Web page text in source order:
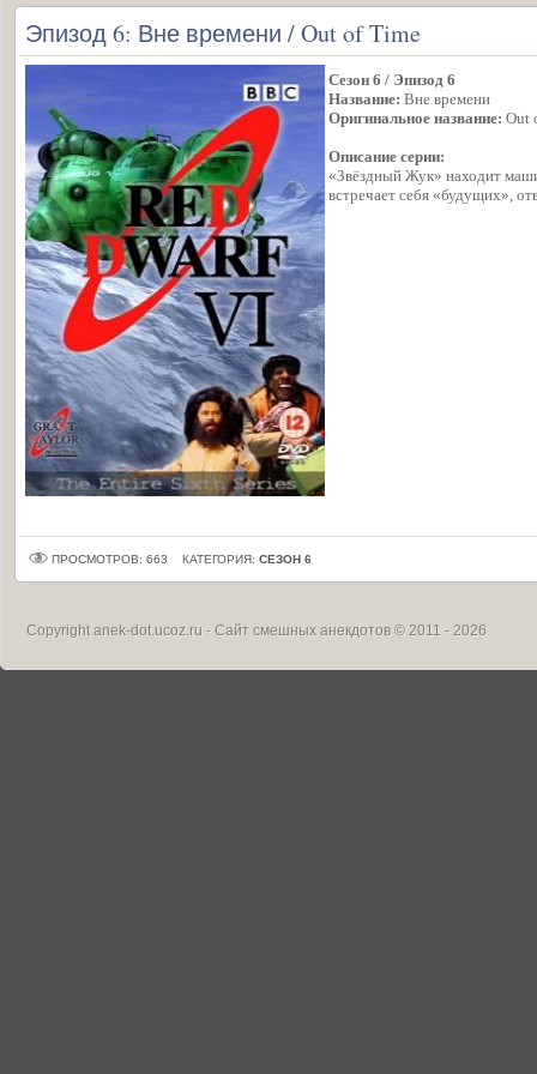
Эпизод 6: Вне времени / Out of Time
Сезон 6 / Эпизод 6
Название: Вне времени
Оригинальное название: Out
Описание серии:
«Звёздный Жук» находит
встречает себя «будущих»,
ПРОСМОТРОВ: 663 КАТЕГОРИЯ: СЕЗОН 6
Copyrightanek-dot.ucoz.ru - Сайт смешных анекдотов © 2011 - 2026